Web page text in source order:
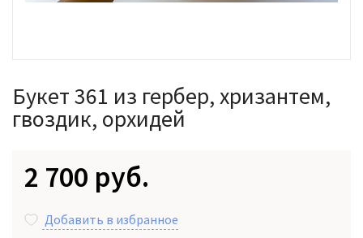
Букет 361 из гербер, хризантем,
гвоздик, орхидей
2 700 руб.
Добавить в избранное